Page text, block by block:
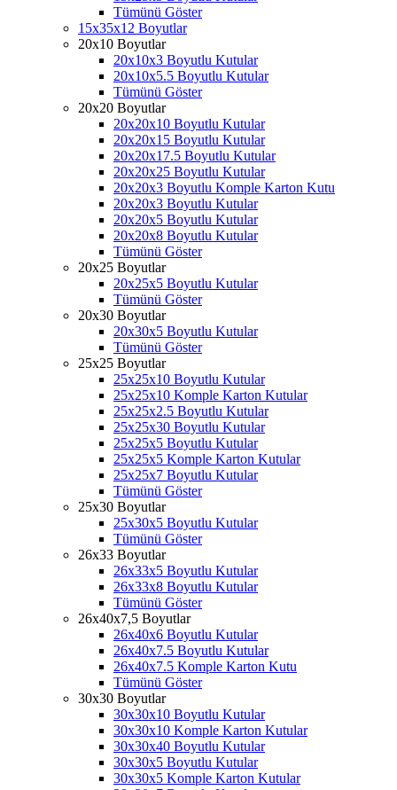
Tümünü Göster
15x35x12 Boyutlar
20x10 Boyutlar
20x10x3 Boyutlu Kutular
20x10x5.5 Boyutlu Kutular
Tümünü Göster
20x20 Boyutlar
20x20x10 Boyutlu Kutular
20x20x15 Boyutlu Kutular
20x20x17.5 Boyutlu Kutular
20x20x25 Boyutlu Kutular
20x20x3 Boyutlu Komple Karton Kutu
20x20x3 Boyutlu Kutular
20x20x5 Boyutlu Kutular
20x20x8 Boyutlu Kutular
Tümünü Göster
20x25 Boyutlar
20x25x5 Boyutlu Kutular
Tümünü Göster
20x30 Boyutlar
20x30x5 Boyutlu Kutular
Tümünü Göster
25x25 Boyutlar
25x25x10 Boyutlu Kutular
25x25x10 Komple Karton Kutular
25x25x2.5 Boyutlu Kutular
25x25x30 Boyutlu Kutular
25x25x5 Boyutlu Kutular
25x25x5 Komple Karton Kutular
25x25x7 Boyutlu Kutular
Tümünü Göster
25x30 Boyutlar
25x30x5 Boyutlu Kutular
Tümünü Göster
26x33 Boyutlar
26x33x5 Boyutlu Kutular
26x33x8 Boyutlu Kutular
Tümünü Göster
26x40x7,5 Boyutlar
26x40x6 Boyutlu Kutular
26x40x7.5 Boyutlu Kutular
26x40x7.5 Komple Karton Kutu
Tümünü Göster
30x30 Boyutlar
30x30x10 Boyutlu Kutular
30x30x10 Komple Karton Kutular
30x30x40 Boyutlu Kutular
30x30x5 Boyutlu Kutular
30x30x5 Komple Karton Kutular